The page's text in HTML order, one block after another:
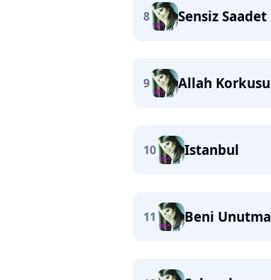
8 Sensiz Saadet
9 Allah Korkusu
10 Istanbul
11 Beni Unutma